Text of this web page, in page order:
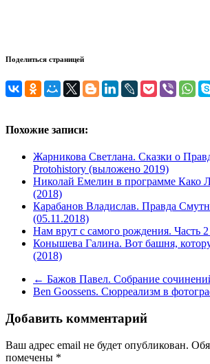
Поделиться страницей
Похожие записи:
Жарникова Светлана. Сказки о
Protohistory (выложено 2019)
Николай Емелин в программе Како
(2018)
Карабанов Владислав. Правда
(05.11.2018)
Нам врут с самого рождения. Часть
Конышева Галина. Вот башня,
(2018)
← Бажов Павел. Собрание
Ben Goossens. Сюрреализм в
Добавить комментарий
Ваш адрес email не будет опубликован.
помечены *